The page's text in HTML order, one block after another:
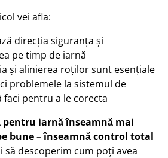
vei afla:
direcția siguranța și
pe timp de iarnă
și alinierea roților sunt esențiale
problemele la sistemul de
faci pentru a le corecta
pentru iarnă înseamnă mai
bune – înseamnă control total
să descoperim cum poți avea